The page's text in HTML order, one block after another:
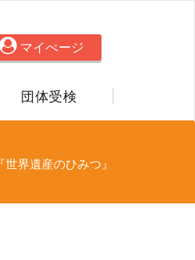
マイぺージ
団体受検
『世界遺産のひみつ』